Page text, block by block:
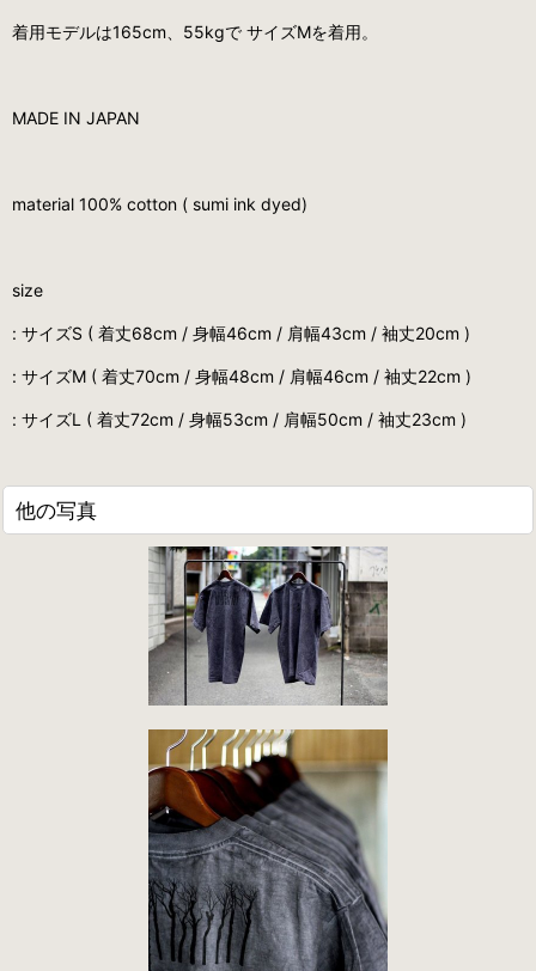
着用モデルは165cm、55kgで サイズMを着用。
MADE IN JAPAN
material 100% cotton ( sumi ink dyed)
size
: サイズS ( 着丈68cm / 身幅46cm / 肩幅43cm / 袖丈20cm )
: サイズM ( 着丈70cm / 身幅48cm / 肩幅46cm / 袖丈22cm )
: サイズL ( 着丈72cm / 身幅53cm / 肩幅50cm / 袖丈23cm )
他の写真